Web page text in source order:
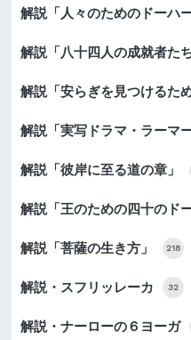
解説「人々のためのドーハー
解説「八十四人の成就者たち
解説「安らぎを見つけるた
解説「実写ドラマ・ラーマ
解説「彼岸に至る道の章」
解説「王のための四十のド
解説「菩薩の生き方」 218
解説・スフリッレーカ 32
解説・ナーローの６ヨーガ